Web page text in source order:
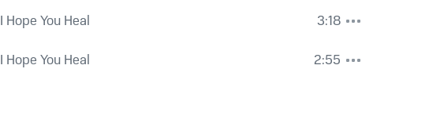
I Hope You Heal
3:18
I Hope You Heal 2:55